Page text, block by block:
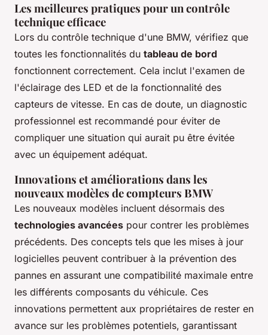
Les meilleures pratiques pour un contrôle
technique efficace
Lors du contrôle technique d'une BMW, vérifiez que
toutes les fonctionnalités du tableau de bord
fonctionnent correctement. Cela inclut l'examen de
l'éclairage des LED et de la fonctionnalité des
capteurs de vitesse. En cas de doute, un diagnostic
professionnel est recommandé pour éviter de
compliquer une situation qui aurait pu être évitée
avec un équipement adéquat.
Innovations et améliorations dans les
nouveaux modèles de compteurs BMW
Les nouveaux modèles incluent désormais des
technologies avancées pour contrer les problèmes
précédents. Des concepts tels que les mises à jour
logicielles peuvent contribuer à la prévention des
pannes en assurant une compatibilité maximale entre
les différents composants du véhicule. Ces
innovations permettent aux propriétaires de rester en
avance sur les problèmes potentiels, garantissant